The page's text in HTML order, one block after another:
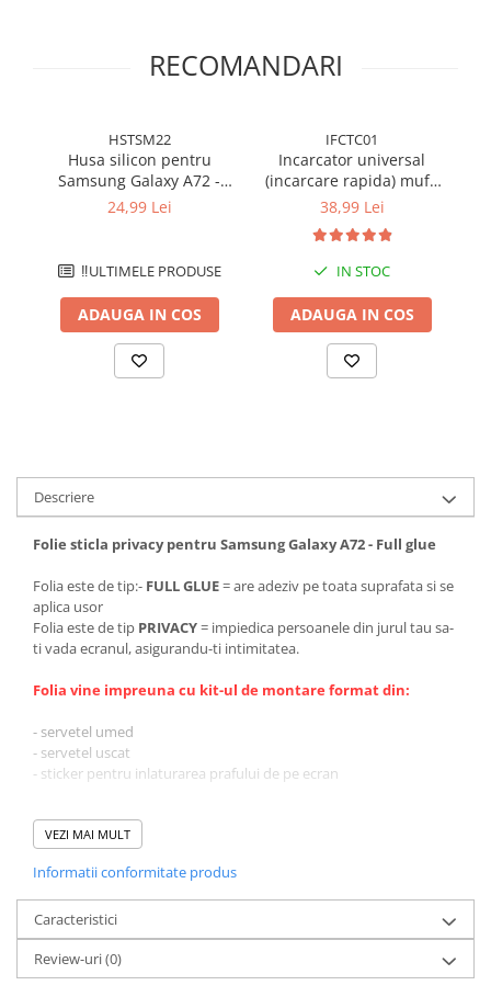
RECOMANDARI
HSTSM22
Husa silicon pentru
Samsung Galaxy A72 -
Transparenta
24,99 Lei
‼️ULTIMELE PRODUSE
ADAUGA IN COS
IFCTC01
Incarcator universal
(incarcare rapida) mufa
Type-C 20W - Alb
38,99 Lei
IN STOC
ADAUGA IN COS
Descriere
Folie sticla privacy pentru Samsung Galaxy A72 - Full glue
Folia este de tip:- FULL GLUE= are adeziv pe toata suprafata si se
aplica usor
Folia este de tip PRIVACY= impiedica persoanele din jurul tau sa-
ti vada ecranul, asigurandu-ti intimitatea.
Folia vine impreuna cu kit-ul de montare format din:
- servetel umed
- servetel uscat
- sticker pentru inlaturarea prafului de pe ecran
VEZI MAI MULT
Informatii conformitate produs
Caracteristici
Review-uri(0)